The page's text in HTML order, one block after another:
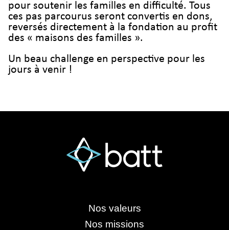
pour soutenir les familles en difficulté. Tous
ces pas parcourus seront convertis en dons,
reversés directement à la fondation au profit
des « maisons des familles ».
Un beau challenge en perspective pour les
jours à venir !
Nos valeurs
Nos missions